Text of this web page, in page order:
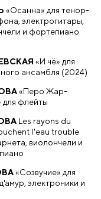
«Осанна» для тенор-
электрогитары,
и фортепиано
«И чё» для
ансамбля (2024)
«Перо Жар-
для флейты
Les rayons du
l'eau trouble
виолончели и
«Созвучие» для
электроники и